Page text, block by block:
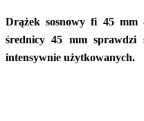
Drążek sosnowy fi 45 mm
średnicy 45 mm sprawdzi
intensywnie użytkowanych.